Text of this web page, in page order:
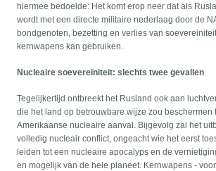
hiermee bedoelde: Het komt erop neer dat als
wordt met een directe militaire nederlaag door de
bondgenoten, bezetting en verlies van
kernwapens kan gebruiken.
Nucleaire soevereiniteit: slechts twee gevallen
Tegelijkertijd ontbreekt het Rusland ook aan
die het land op betrouwbare wijze zou beschermen
Amerikaanse nucleaire aanval. Bijgevolg zal het
volledig nucleair conflict, ongeacht wie het eerst
leiden tot een nucleaire apocalyps en de
en mogelijk van de hele planeet. Kernwapens -